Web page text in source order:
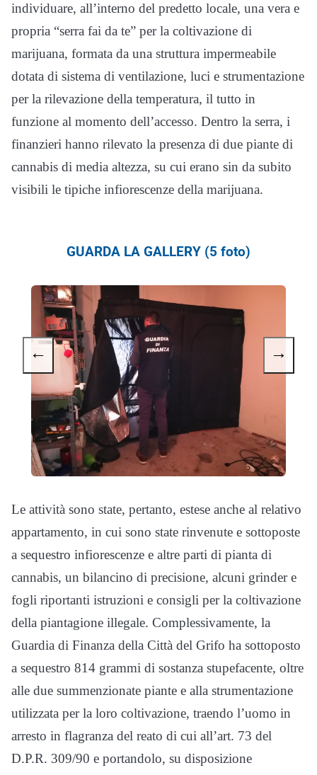
individuare, all’interno del predetto locale, una vera e
propria “serra fai da te” per la coltivazione di
marijuana, formata da una struttura impermeabile
dotata di sistema di ventilazione, luci e strumentazione
per la rilevazione della temperatura, il tutto in
funzione al momento dell’accesso. Dentro la serra, i
finanzieri hanno rilevato la presenza di due piante di
cannabis di media altezza, su cui erano sin da subito
visibili le tipiche infiorescenze della marijuana.
GUARDA LA GALLERY (5 foto)
← →
Le attività sono state, pertanto, estese anche al relativo
appartamento, in cui sono state rinvenute e sottoposte
a sequestro infiorescenze e altre parti di pianta di
cannabis, un bilancino di precisione, alcuni grinder e
fogli riportanti istruzioni e consigli per la coltivazione
della piantagione illegale. Complessivamente, la
Guardia di Finanza della Città del Grifo ha sottoposto
a sequestro 814 grammi di sostanza stupefacente, oltre
alle due summenzionate piante e alla strumentazione
utilizzata per la loro coltivazione, traendo l’uomo in
arresto in flagranza del reato di cui all’art. 73 del
D.P.R. 309/90 e portandolo, su disposizione